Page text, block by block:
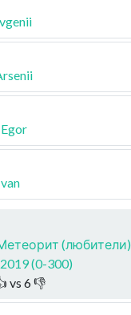
(любители)
(0-300)
vs 6👎